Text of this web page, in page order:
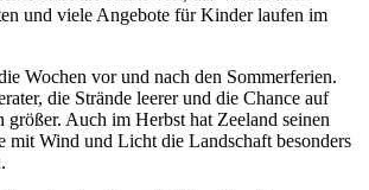
und viele Angebote für Kinder laufen im
Wochen vor und nach den Sommerferien.
die Strände leerer und die Chance auf
größer. Auch im Herbst hat Zeeland seinen
mit Wind und Licht die Landschaft besonders